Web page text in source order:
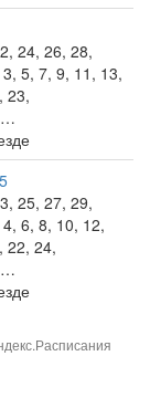
24, 26, 28,
3, 5, 7, 9, 11, 13,
23,
…
25, 27, 29,
4, 6, 8, 10, 12,
22, 24,
…